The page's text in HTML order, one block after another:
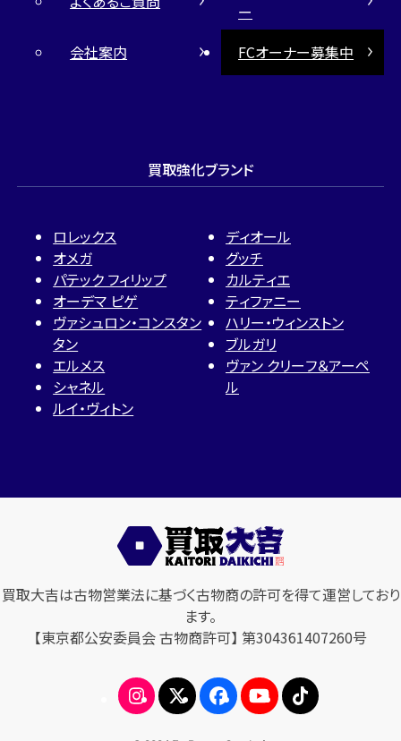
ー
会社案内
FCオーナー募集中
買取強化ブランド
ロレックス
オメガ
パテック フィリップ
オーデマ ピゲ
ヴァシュロン・コンスタン
タン
エルメス
シャネル
ルイ・ヴィトン
ディオール
グッチ
カルティエ
ティファニー
ハリー・ウィンストン
ブルガリ
ヴァン クリーフ＆アーペ
ル
買取大吉は古物営業法に基づく古物商の許可を得て運営しており
ます。
【東京都公安委員会 古物商許可】 第304361407260号